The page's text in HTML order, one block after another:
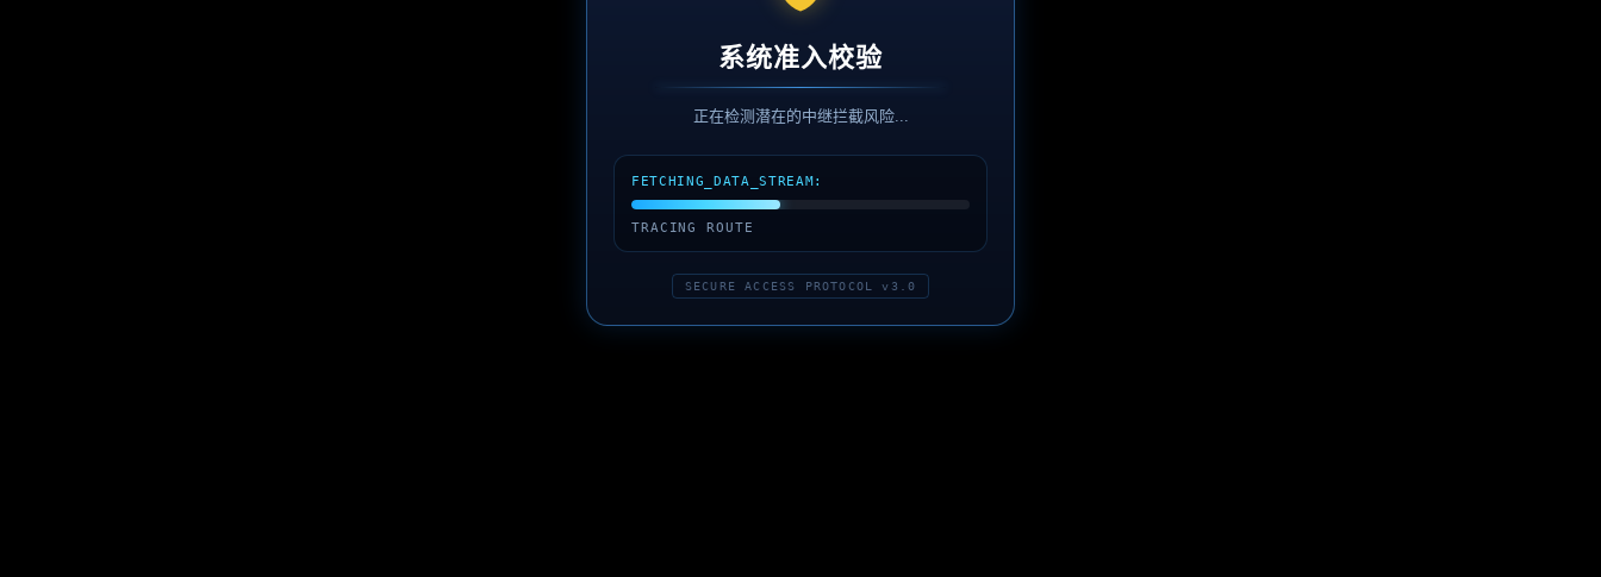
系统准入校验
正在检测潜在的中继拦截风险...
FETCHING_DATA_STREAM:
TRACING ROUTE
SECURE ACCESS PROTOCOL v3.0